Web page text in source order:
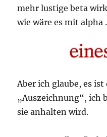
mehr lustige beta
wie wäre es mit alpha
Aber ich glaube, es
„Auszeichnung“, ich
sie anhalten wird.